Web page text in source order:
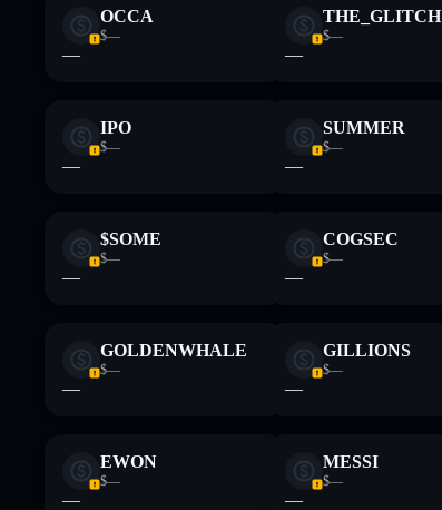
OCCA
$—
—
THE_GLITCH
$—
—
IPO
$—
—
SUMMER
$—
—
$SOME
$—
—
COGSEC
$—
—
GOLDENWHALE
$—
—
GILLIONS
$—
—
EWON
$—
—
MESSI
$—
—